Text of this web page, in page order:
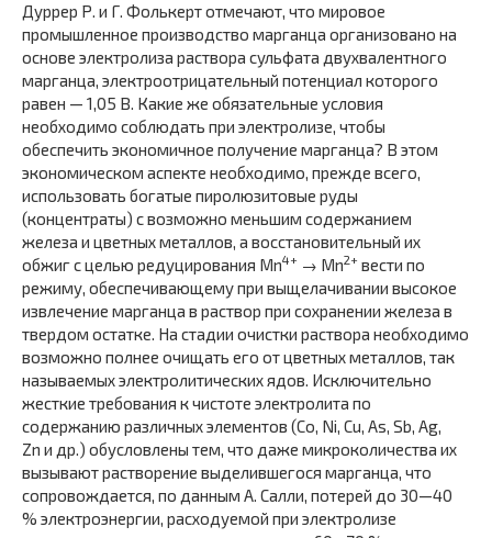
Дуррер Р. и Г. Фолькерт отмечают, что мировое
промышленное производство марганца организовано на
основе электролиза раствора сульфата двухвалентного
марганца, электроотрицательный потенциал которого
равен — 1,05 В. Какие же обязательные условия
необходимо соблюдать при электролизе, чтобы
обеспечить экономичное получение марганца? В этом
экономическом аспекте необходимо, прежде всего,
использовать богатые пиролюзитовые руды
(концентраты) с возможно меньшим содержанием
железа и цветных металлов, а восстановительный их
обжиг с целью редуцирования Mn4+ → Mn2+ вести по
режиму, обеспечивающему при выщелачивании высокое
извлечение марганца в раствор при сохранении железа в
твердом остатке. На стадии очистки раствора необходимо
возможно полнее очищать его от цветных металлов, так
называемых электролитических ядов. Исключительно
жесткие требования к чистоте электролита по
содержанию различных элементов (Co, Ni, Cu, As, Sb, Ag,
Zn и др.) обусловлены тем, что даже микроколичества их
вызывают растворение выделившегося марганца, что
сопровождается, по данным А. Салли, потерей до 30—40
% электроэнергии, расходуемой при электролизе